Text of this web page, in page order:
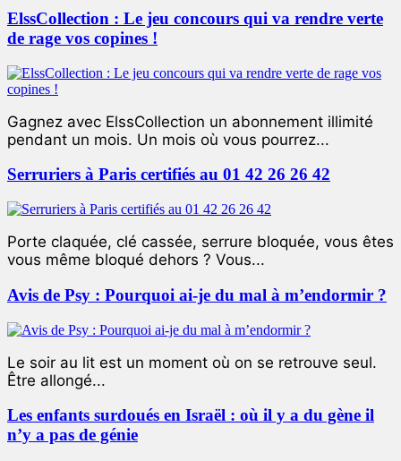
ElssCollection : Le jeu concours qui va rendre verte
de rage vos copines !
Gagnez avec ElssCollection un abonnement illimité
pendant un mois. Un mois où vous pourrez...
Serruriers à Paris certifiés au 01 42 26 26 42
Porte claquée, clé cassée, serrure bloquée, vous êtes
vous même bloqué dehors ? Vous...
Avis de Psy : Pourquoi ai-je du mal à m’endormir ?
Le soir au lit est un moment où on se retrouve seul.
Être allongé...
Les enfants surdoués en Israël : où il y a du gène il
n’y a pas de génie